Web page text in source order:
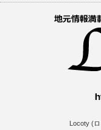
Locoty (